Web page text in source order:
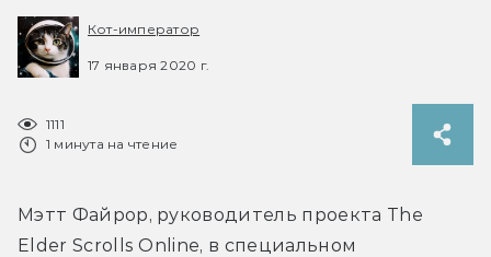
Кот-император
17 января 2020 г.
1111
1 минута на чтение
Мэтт Файрор, руководитель проекта The
Elder Scrolls Online, в специальном